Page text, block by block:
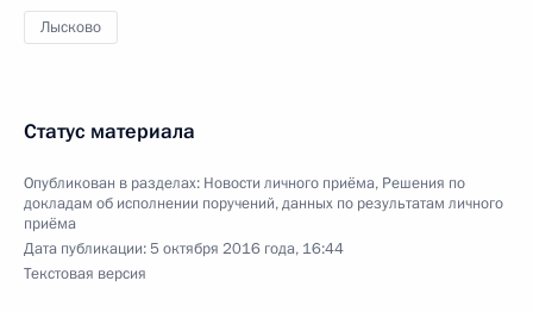
Лысково
Статус материала
Опубликован в разделах: Новости личного приёма, Решения по
докладам об исполнении поручений, данных по результатам личного
приёма
Дата публикации:5 октября 2016 года, 16:44
Текстовая версия